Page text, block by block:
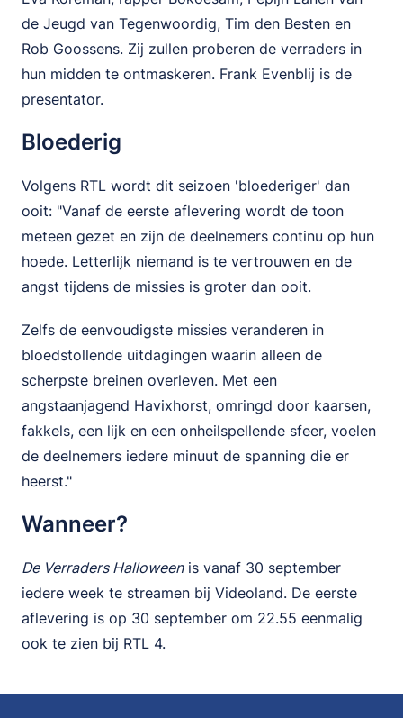
de Jeugd van Tegenwoordig, Tim den Besten en
Rob Goossens. Zij zullen proberen de verraders in
hun midden te ontmaskeren. Frank Evenblij is de
presentator.
Bloederig
Volgens RTL wordt dit seizoen 'bloederiger' dan
ooit: "Vanaf de eerste aflevering wordt de toon
meteen gezet en zijn de deelnemers continu op hun
hoede. Letterlijk niemand is te vertrouwen en de
angst tijdens de missies is groter dan ooit.
Zelfs de eenvoudigste missies veranderen in
bloedstollende uitdagingen waarin alleen de
scherpste breinen overleven. Met een
angstaanjagend Havixhorst, omringd door kaarsen,
fakkels, een lijk en een onheilspellende sfeer, voelen
de deelnemers iedere minuut de spanning die er
heerst."
Wanneer?
De Verraders Halloweenis vanaf 30 september
iedere week te streamen bij Videoland. De eerste
aflevering is op 30 september om 22.55 eenmalig
ook te zien bij RTL 4.